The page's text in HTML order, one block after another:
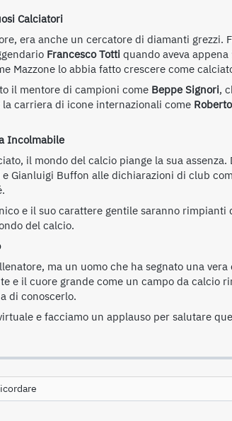
Calciatori
era anche un cercatore di diamanti
Francesco Tottiquando aveva
Mazzone lo abbia fatto crescere come
il mentore di campioni come Beppe Signori,
carriera di icone internazionali come
Incolmabile
il mondo del calcio piange la sua
Gianluigi Buffon alle dichiarazioni di club
e il suo carattere gentile saranno
del calcio.
ma un uomo che ha segnato una
e il cuore grande come un campo da calcio
di conoscerlo.
e facciamo un applauso per salutare